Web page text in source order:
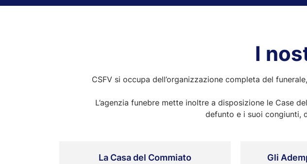
I
CSFV si occupa dell’organizzazione completa del
L’agenzia funebre mette inoltre a disposizione le Case
defunto e i suoi congiunti,
La Casa del Commiato Gli